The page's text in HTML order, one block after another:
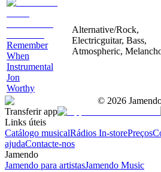
Remember
When
Instrumental
Jon
Worthy
Alternative/Rock,
Electricguitar, Bass,
Atmospheric,
© 2026
Transferir app
Links úteis
Catálogo musicalRádios In-storePreços
ajudaContacte-nos
Jamendo
Jamendo para artistasJamendo Music